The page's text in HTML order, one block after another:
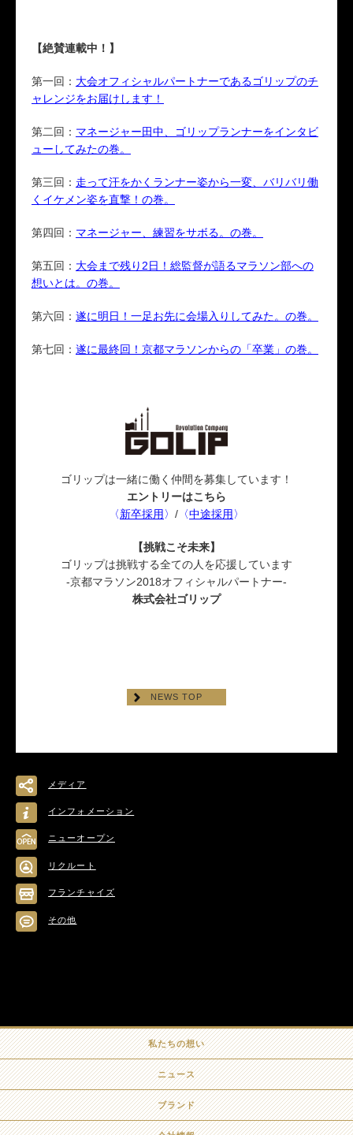
【絶賛連載中！】
第一回： 大会オフィシャルパートナーであるゴリップのチ
ャレンジをお届けします！
第二回： マネージャー田中、ゴリップランナーをインタビ
ューしてみたの巻。
第三回： 走って汗をかくランナー姿から一変、バリバリ働
くイケメン姿を直撃！の巻。
第四回： マネージャー、練習をサボる。の巻。
第五回： 大会まで残り2日！総監督が語るマラソン部への
想いとは。の巻。
第六回： 遂に明日！一足お先に会場入りしてみた。の巻。
第七回： 遂に最終回！京都マラソンからの「卒業」の巻。
ゴリップは一緒に働く仲間を募集しています！
エントリーはこちら
〈新卒採用 〉 / 〈中途採用 〉
【挑戦こそ未来】
ゴリップは挑戦する全ての人を応援しています
-京都マラソン2018オフィシャルパートナー-
株式会社ゴリップ
NEWS TOP
メディア
インフォメーション
ニューオープン
リクルート
フランチャイズ
その他
私たちの想い
ニュース
ブランド